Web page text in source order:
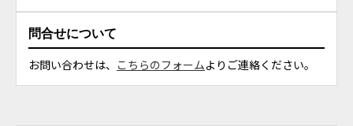
問合せについて
お問い合わせは、 こちらのフォームよりご連絡ください。